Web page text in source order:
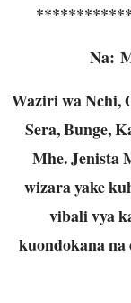
Na:
Waziri wa Nchi,
Sera, Bunge,
Mhe. Jenista
wizara yake
vibali vya
kuondokana